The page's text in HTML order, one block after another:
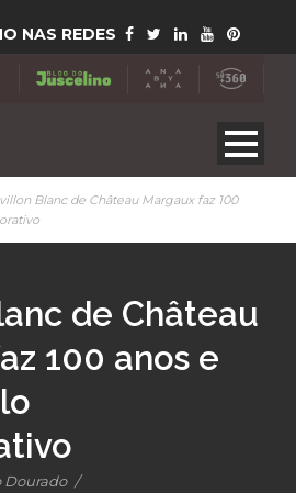
NAS REDES
Blanc de Château Margaux faz 100
de Château
100 anos e
Dourado /